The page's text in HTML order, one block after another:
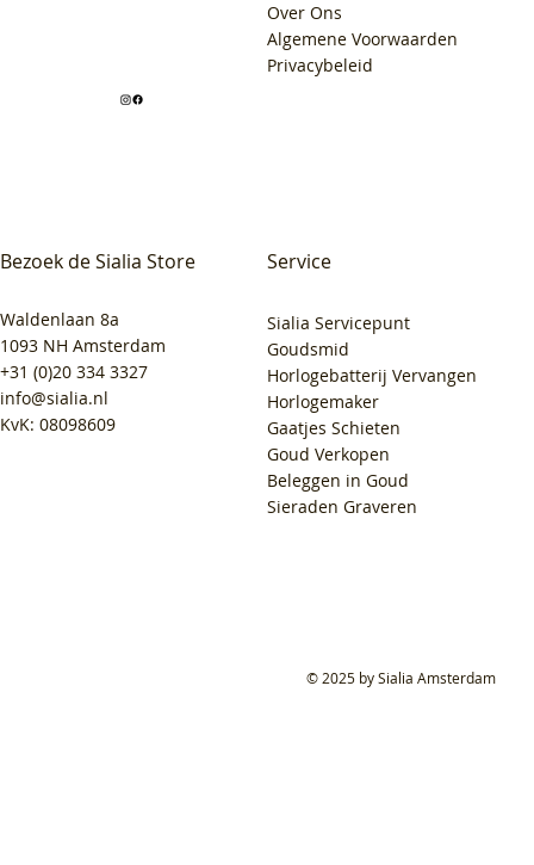
Bezoek de Sialia Store
Waldenlaan 8a
1093 NH Amsterdam
+31 (0)20 334 3327
info@sialia.nl
KvK: 08098609
Over Ons
Algemene Voorwaarden
Privacybeleid
Service
Sialia Servicepunt
Goudsmid
Horlogebatterij Vervangen
Horlogemaker
Gaatjes Schieten
Goud Verkopen
Beleggen in Goud
Sieraden Graveren
© 2025 by Sialia Amsterdam